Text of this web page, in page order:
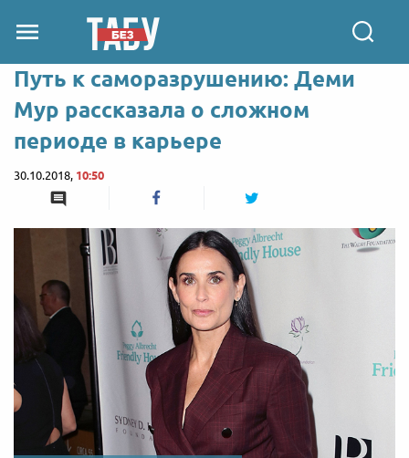
Путь к саморазрушению: Деми
Мур рассказала о сложном
периоде в карьере
30.10.2018, 10:50